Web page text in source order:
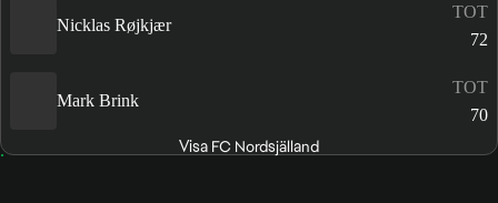
Nicklas Røjkjær
TOT
72
Mark Brink
TOT
70
Visa FC Nordsjälland